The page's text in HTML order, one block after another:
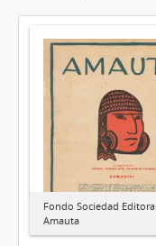
Fondo Sociedad Editora
Amauta